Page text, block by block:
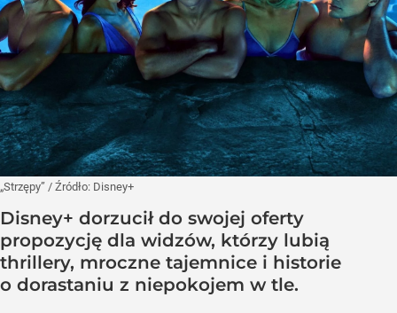
„Strzępy” / Źródło: Disney+
Disney+ dorzucił do swojej oferty
propozycję dla widzów, którzy lubią
thrillery, mroczne tajemnice i historie
o dorastaniu z niepokojem w tle.